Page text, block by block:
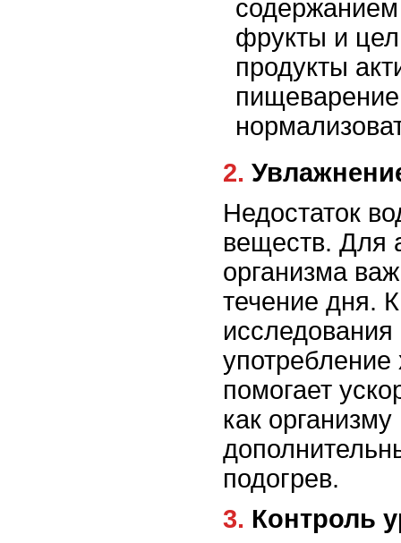
фрукты и
продукты
2.
Недостаток
веществ. Для
организма
течение дня.
помогает
как
подогрев.
3. Контроль